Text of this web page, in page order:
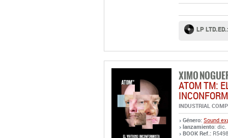
LP
XIMO
ATOM TM:
INDUSTRIAL
Género: Sound
lanzamiento: dic.
BOOK Ref.: